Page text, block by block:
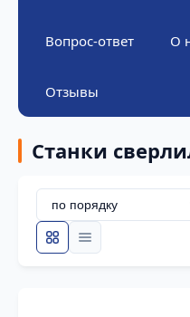
Вопрос-ответ О
Отзывы
Станки